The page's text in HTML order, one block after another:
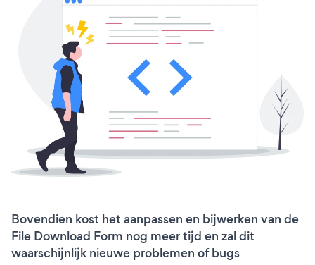
Bovendien kost het aanpassen en bijwerken van de
File Download Form nog meer tijd en zal dit
waarschijnlijk nieuwe problemen of bugs